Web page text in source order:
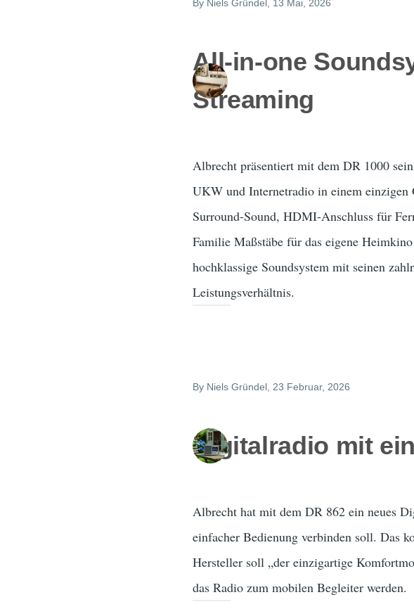
By Niels Gründel , 13 Mai, 2026
All-in-one
Streaming
Albrecht präsentiert mit dem DR 1000
UKW und Internetradio in einem einzigen
Surround-Sound, HDMI-Anschluss für
Familie Maßstäbe für das eigene
hochklassige Soundsystem mit seinen
Leistungsverhältnis.
By Niels Gründel , 23 Februar, 2026
Digitalradio mit
Albrecht hat mit dem DR 862 ein neues
einfacher Bedienung verbinden soll. Das
Hersteller soll „der einzigartige
das Radio zum mobilen Begleiter werden.